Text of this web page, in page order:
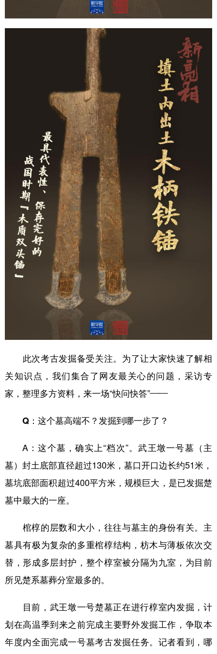
此次考古发掘备受关注。为了让大家快速了解相
关知识点，我们集合了网友最关心的问题，采访专
家，整理多方资料，来一场“快问快答”——
Q：这个墓高端不？发掘到哪一步了？
A：这个墓，确实上“档次”。武王墩一号墓（主
墓）封土底部直径超过130米，墓口开口边长约51米，
墓坑底部面积超过400平方米，规模巨大，是已发掘楚
墓中最大的一座。
棺椁的层数和大小，往往与墓主的身份有关。主
墓具有极为复杂的多重棺椁结构，枋木与薄板依次交
替，形成多层封护，整个椁室被分隔为九室，为目前
所见楚系墓葬分室最多的。
目前，武王墩一号楚墓正在进行椁室内发掘，计
划在高温季到来之前完成主要野外发掘工作，争取本
年度内全面完成一号墓考古发掘任务。记者看到，哪